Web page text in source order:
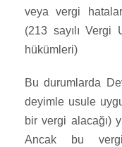
veya vergi
(213 sayılı Vergi
hükümleri)
Bu durumlarda
deyimle usule
bir vergi alacağı)
Ancak bu